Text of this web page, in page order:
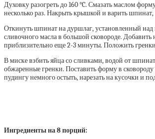
Духовку разогреть до 160 °C. Смазать маслом
несколько раз. Накрыть крышкой и варить
Откинуть шпинат на дуршлаг, установленный над
сливочного масла в большой сковороде.
приблизительно еще 2-3 минуты. Положить гренки
В миске взбить яйца со сливками, водой от
обжаренные гренки. Поставить форму в сковороду
пудингу немного остыть, нарезать на кусочки и
Ингредиенты на 8 порций: